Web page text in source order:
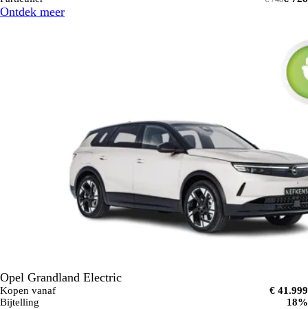
Ontdek meer
Opel Grandland Electric
Kopen vanaf
€ 41.999
Bijtelling
18%